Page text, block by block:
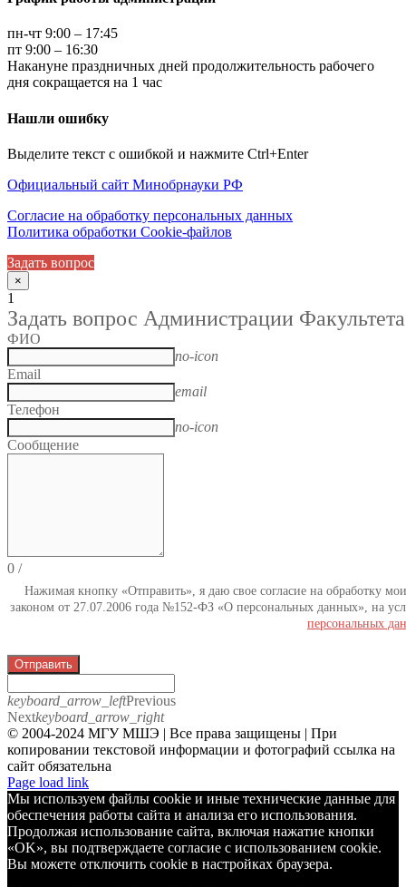
пн-чт 9:00 – 17:45
пт 9:00 – 16:30
Накануне праздничных дней продолжительность рабочего
дня сокращается на 1 час
Нашли ошибку
Выделите текст с ошибкой и нажмите Ctrl+Enter
Официальный сайт Минобрнауки РФ
Согласие на обработку персональных данных
Политика обработки Cookie-файлов
Задать вопрос
×
1
Задать вопрос Администрации Факультета
ФИО
no-icon
Email
email
Телефон
no-icon
Сообщение
0 /
Нажимая кнопку «Отправить», я даю свое согласие на обработку
законом от 27.07.2006 года №152-ФЗ «О персональных данных», на
персональных
Отправить
keyboard_arrow_leftPrevious
Nextkeyboard_arrow_right
© 2004-2024 МГУ МШЭ | Все права защищены | При
копировании текстовой информации и фотографий ссылка на
сайт обязательна
Telegram
Page load link
Мы используем файлы cookie и иные технические данные для
обеспечения работы сайта и анализа его использования.
Продолжая использование сайта, включая нажатие кнопки
«OK», вы подтверждаете согласие с использованием cookie.
Вы можете отключить cookie в настройках браузера.